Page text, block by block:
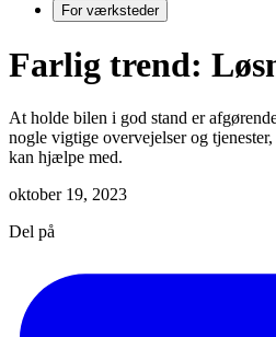
For værksteder
Farlig trend:
At holde bilen i god stand er
nogle vigtige overvejelser og
kan hjælpe med.
oktober 19, 2023
Del på